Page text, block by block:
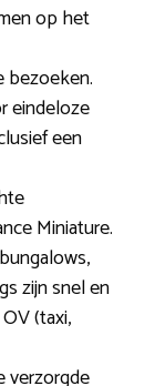
op het
bezoeken.
eindeloze
een
Miniature.
zijn snel en
(taxi,
verzorgde